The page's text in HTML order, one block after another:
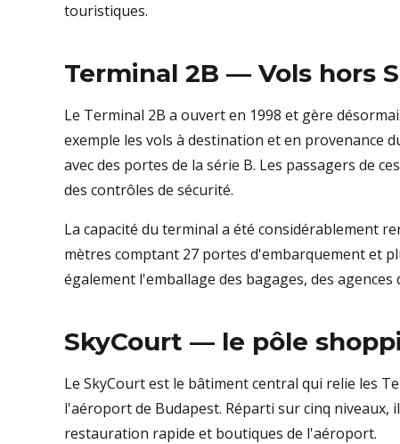
touristiques.
Terminal 2B — Vols hors
Le Terminal 2B a ouvert en 1998 et gère
exemple les vols à destination et en provenance
avec des portes de la série B. Les passagers de
des contrôles de sécurité.
La capacité du terminal a été considérablement
mètres comptant 27 portes d'embarquement et
également l'emballage des bagages, des
SkyCourt — le pôle
Le SkyCourt est le bâtiment central qui relie les
l'aéroport de Budapest. Réparti sur cinq
restauration rapide et boutiques de l'aéroport.